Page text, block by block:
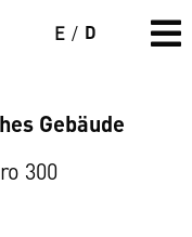
E / D
Gebäude
300